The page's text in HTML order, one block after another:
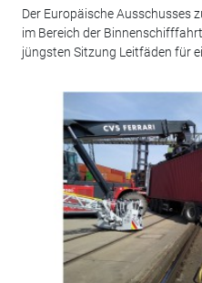
Der Europäische Ausschusses
im Bereich der Binnenschifffahrt
jüngsten Sitzung Leitfäden für